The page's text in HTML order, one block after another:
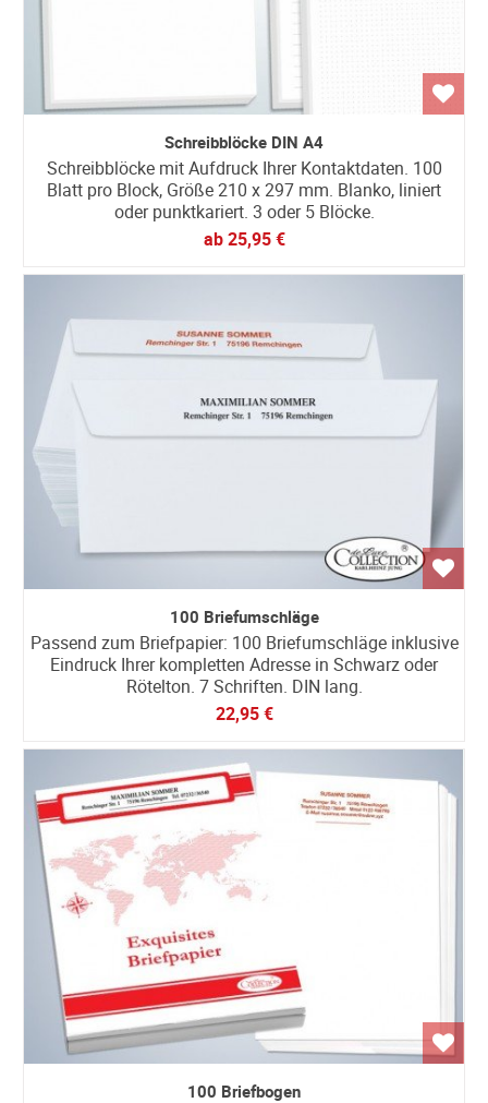
Schreibblöcke DIN A4
Schreibblöcke mit Aufdruck Ihrer Kontaktdaten. 100
Blatt pro Block, Größe 210 x 297 mm. Blanko, liniert
oder punktkariert. 3 oder 5 Blöcke.
ab25,95 €
100 Briefumschläge
Passend zum Briefpapier: 100 Briefumschläge inklusive
Eindruck Ihrer kompletten Adresse in Schwarz oder
Rötelton. 7 Schriften. DIN lang.
22,95 €
100 Briefbogen